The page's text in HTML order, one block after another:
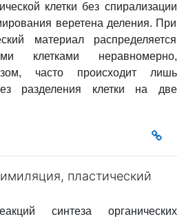
клетки без спирализации
веретена деления. При
материал распределяется
клетками неравномерно,
часто происходит лишь
разделения клетки на две
пластический
синтеза органических